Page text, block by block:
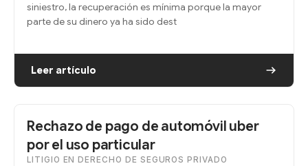
siniestro, la recuperación es mínima porque la mayor
parte de su dinero ya ha sido dest
Leer artículo
Rechazo de pago de automóvil uber
por el uso particular
LITIGIO EN DERECHO DE SEGUROS PRIVADO